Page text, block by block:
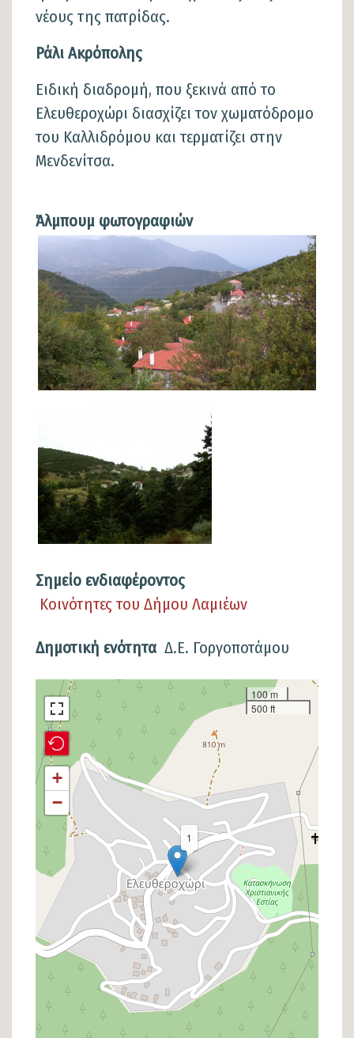
νέους της πατρίδας.
Ράλι Ακρόπολης
Ειδική διαδρομή, που ξεκινά από το
Ελευθεροχώρι διασχίζει τον χωματόδρομο
του Καλλιδρόμου και τερματίζει στην
Μενδενίτσα.
Άλμπουμ φωτογραφιών
Φωτογραφίες
Σημείο ενδιαφέροντος
Κοινότητες του Δήμου Λαμιέων
Δημοτική ενότητα Δ.Ε. Γοργοποτάμου
Σημείο
στον
χάρτη
1
+
−
100 m
500 ft